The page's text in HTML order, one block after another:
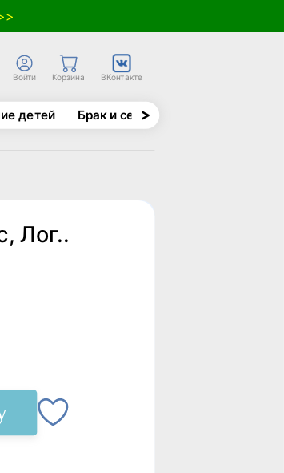
Войти Корзина ВКонтакте
детей Брак и семья
Лог..